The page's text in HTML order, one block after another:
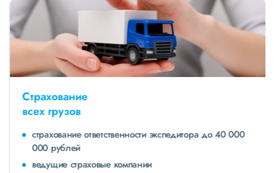
Страхование
всех грузов
страхование ответственности экспедитора до 40 000
000 рублей
ведущие страховые компании